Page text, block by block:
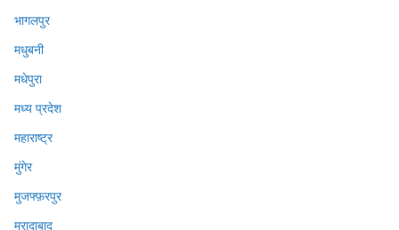
भागलपुर
मधुबनी
मधेपुरा
मध्य प्रदेश
महाराष्ट्र
मुंगेर
मुजफ्फ़रपुर
मुरादाबाद